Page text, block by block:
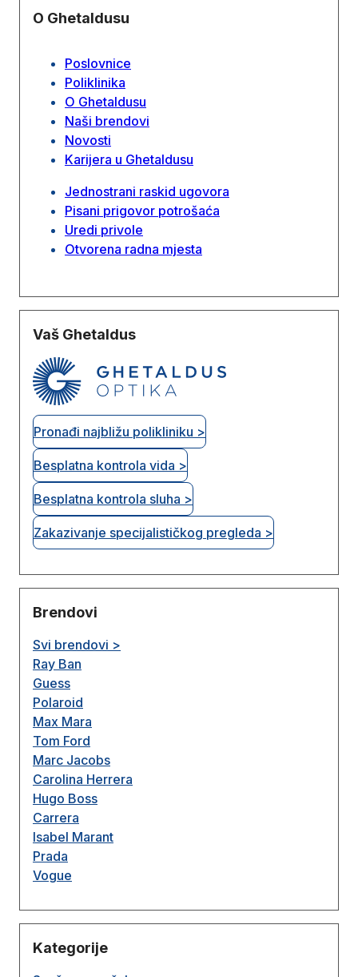
O Ghetaldusu
Poslovnice
Poliklinika
O Ghetaldusu
Naši brendovi
Novosti
Karijera u Ghetaldusu
Jednostrani raskid ugovora
Pisani prigovor potrošaća
Uredi privole
Otvorena radna mjesta
Vaš Ghetaldus
Pronađi najbližu polikliniku >
Besplatna kontrola vida >
Besplatna kontrola sluha >
Zakazivanje specijalističkog pregleda >
Brendovi
Svi brendovi >
Ray Ban
Guess
Polaroid
Max Mara
Tom Ford
Marc Jacobs
Carolina Herrera
Hugo Boss
Carrera
Isabel Marant
Prada
Vogue
Kategorije